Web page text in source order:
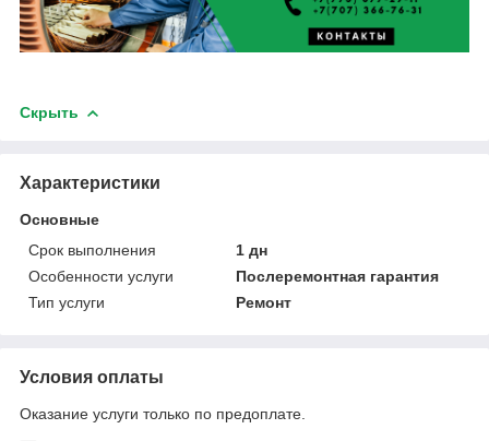
Скрыть
Характеристики
Основные
Срок выполнения
1 дн
Особенности услуги
Послеремонтная гарантия
Тип услуги
Ремонт
Условия оплаты
Оказание услуги только по предоплате.